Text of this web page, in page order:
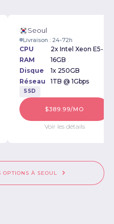
Seoul
Livraison : 24-72h
CPU
RAM
16GB
Disque
1x 250GB
Réseau
1TB @ 1Gbps
SSD
$389.99/MO
Voir les détails
À SEOUL